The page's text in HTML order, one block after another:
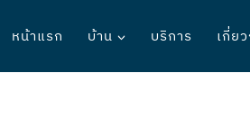
หน้าแรก บ้าน บริการ เกี่ย